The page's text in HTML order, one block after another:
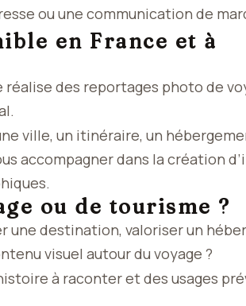
ou une communication de
en France et à
réalise des reportages photo de
ville, un itinéraire, un
accompagner dans la création
ou de tourisme ?
une destination, valoriser un
visuel autour du voyage ?
à raconter et des usages